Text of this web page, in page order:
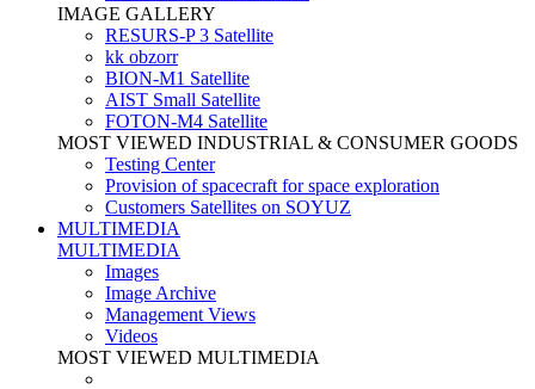
IMAGE GALLERY
RESURS-P 3 Satellite
kk obzorr
BION-M1 Satellite
AIST Small Satellite
FOTON-M4 Satellite
MOST VIEWED INDUSTRIAL & CONSUMER GOODS
Testing Center
Provision of spacecraft for space exploration
Customers Satellites on SOYUZ
MULTIMEDIA
MULTIMEDIA
Images
Image Archive
Management Views
Videos
MOST VIEWED MULTIMEDIA